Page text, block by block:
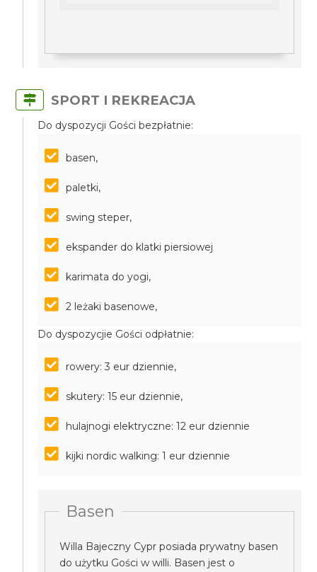
SPORT I REKREACJA
Do dyspozycji Gości bezpłatnie:
basen,
paletki,
swing steper,
ekspander do klatki piersiowej
karimata do yogi,
2 leżaki basenowe,
Do dyspozycjie Gości odpłatnie:
rowery: 3 eur dziennie,
skutery: 15 eur dziennie,
hulajnogi elektryczne: 12 eur dziennie
kijki nordic walking: 1 eur dziennie
Basen
Willa Bajeczny Cypr posiada prywatny basen
do użytku Gości w willi. Basen jest o